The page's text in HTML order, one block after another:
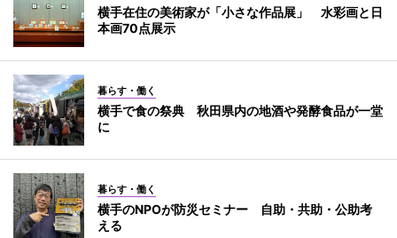
横手在住の美術家が「小さな作品展」 水彩画と日
本画70点展示
暮らす・働く
横手で食の祭典 秋田県内の地酒や発酵食品が一堂
に
暮らす・働く
横手のNPOが防災セミナー 自助・共助・公助考
える